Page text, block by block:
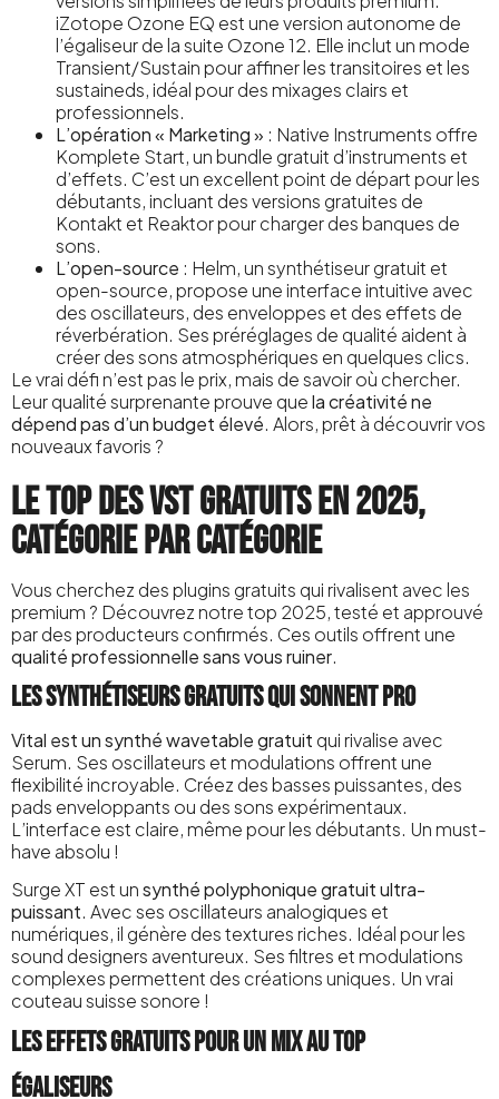
iZotope Ozone EQ est une version autonome de
l’égaliseur de la suite Ozone 12. Elle inclut un mode
Transient/Sustain pour affiner les transitoires et les
sustaineds, idéal pour des mixages clairs et
professionnels.
L’opération « Marketing » : Native Instruments offre
Komplete Start, un bundle gratuit d’instruments et
d’effets. C’est un excellent point de départ pour les
débutants, incluant des versions gratuites de
Kontakt et Reaktor pour charger des banques de
sons.
L’open-source : Helm, un synthétiseur gratuit et
open-source, propose une interface intuitive avec
des oscillateurs, des enveloppes et des effets de
réverbération. Ses préréglages de qualité aident à
créer des sons atmosphériques en quelques clics.
Le vrai défi n’est pas le prix, mais de savoir où chercher.
Leur qualité surprenante prouve quela créativité ne
dépend pas d’un budget élevé. Alors, prêt à découvrir vos
nouveaux favoris ?
Le top des VST gratuits en 2025,
catégorie par catégorie
Vous cherchez des plugins gratuits qui rivalisent avec les
premium ? Découvrez notre top 2025, testé et approuvé
par des producteurs confirmés. Ces outils offrent une
qualité professionnelle sans vous ruiner.
Les synthétiseurs gratuits qui sonnent pro
Vital est un synthé wavetable gratuit qui rivalise avec
Serum. Ses oscillateurs et modulations offrent une
flexibilité incroyable. Créez des basses puissantes, des
pads enveloppants ou des sons expérimentaux.
L’interface est claire, même pour les débutants. Un must-
have absolu !
Surge XT est unsynthé polyphonique gratuit ultra-
puissant. Avec ses oscillateurs analogiques et
numériques, il génère des textures riches. Idéal pour les
sound designers aventureux. Ses filtres et modulations
complexes permettent des créations uniques. Un vrai
couteau suisse sonore !
Les effets gratuits pour un mix au top
Égaliseurs